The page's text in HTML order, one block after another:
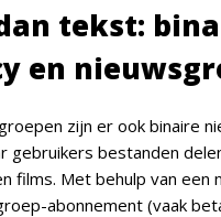
tekst:
en
zijn er ook binaire
gebruikers bestanden
films. Met behulp van een
abonnement (vaak